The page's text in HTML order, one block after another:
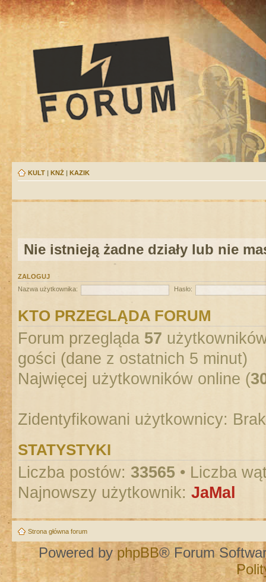
KULT | KNŻ | KAZIK
Nie istnieją żadne działy lub nie
ZALOGUJ
Nazwa użytkownika:
Hasło:
KTO PRZEGLĄDA FORUM
Forum przegląda 57
gości (dane z ostatnich 5 minut)
Najwięcej użytkowników online (
Zidentyfikowani użytkownicy:
STATYSTYKI
Liczba postów: 33565 • Liczba
Najnowszy użytkownik: JaMal
Strona główna forum
Powered by phpBB® Forum